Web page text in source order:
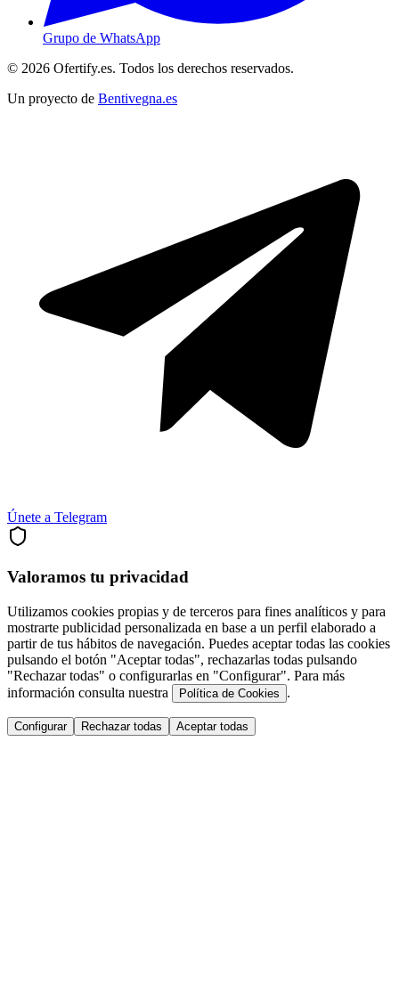
Grupo de WhatsApp
© 2026 Ofertify.es. Todos los derechos reservados.
Un proyecto de Bentivegna.es
Únete a Telegram
Valoramos tu privacidad
Utilizamos cookies propias y de terceros para fines analíticos y para
mostrarte publicidad personalizada en base a un perfil elaborado a
partir de tus hábitos de navegación. Puedes aceptar todas las cookies
pulsando el botón "Aceptar todas", rechazarlas todas pulsando
"Rechazar todas" o configurarlas en "Configurar". Para más
información consulta nuestra
Política de Cookies .
Configurar Rechazar todas Aceptar todas